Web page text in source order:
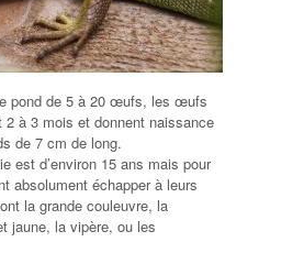
pond de 5 à 20 œufs, les œufs
2 à 3 mois et donnent naissance
de 7 cm de long.
est d’environ 15 ans mais pour
absolument échapper à leurs
la grande couleuvre, la
jaune, la vipère, ou les